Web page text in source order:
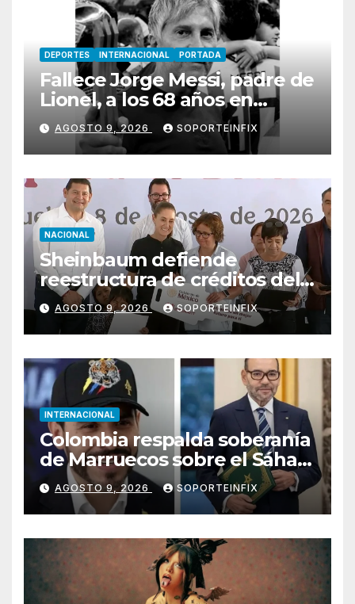
DEPORTES INTERNACIONAL PORTADA
Fallece Jorge Messi, padre de
Lionel, a los 68 años en
Rosario
AGOSTO 9, 2026 SOPORTEINFIX
NACIONAL
Sheinbaum defiende
reestructura de créditos del
Infonavit: “No desfalca al
instituto”
AGOSTO 9, 2026 SOPORTEINFIX
INTERNACIONAL
Colombia respalda soberanía
de Marruecos sobre el Sáhara
y busca TLC
AGOSTO 9, 2026 SOPORTEINFIX